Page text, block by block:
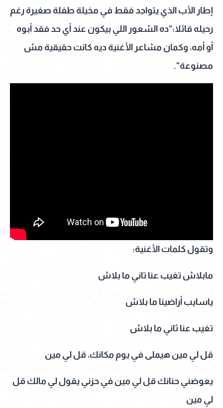
إطار الأب الذي يتواجد فقط في مخيلة طفلة صغيرة رغم
رحيله قائلا:"ده الشعور اللي بيكون عند أي حد فقد أبوه
أو أمه، وكمان مشاعر الأغنية ديه كانت حقيقية مش
مصنوعة".
وتقول كلمات الأغنية:
مابلاش تغيب عنا تاني ما بلاش
ياسايب أراضينا ما بلاش
تغيب عنا ثاني ما بلاش
قل لي مين هيملى في يوم مكانك، قل لي مين
يعوضني حنانك قل لي مين في حزني يقول لي مالك قل
لي مين